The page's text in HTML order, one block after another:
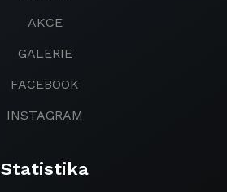
AKCE
GALERIE
FACEBOOK
INSTAGRAM
Statistika